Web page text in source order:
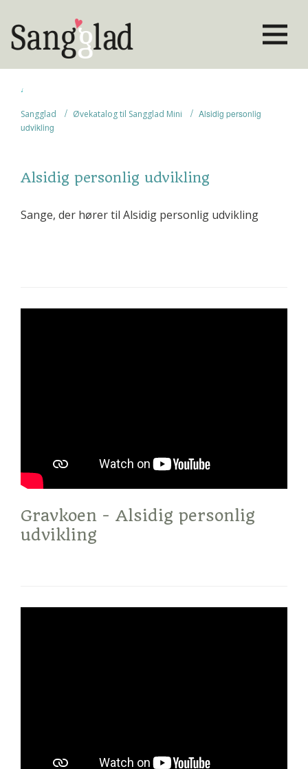
Sangglad / Øvekatalog til Sangglad Mini / Alsidig personlig
udvikling
Alsidig personlig udvikling
Sange, der hører til Alsidig personlig udvikling
Gravkoen - Alsidig personlig
udvikling